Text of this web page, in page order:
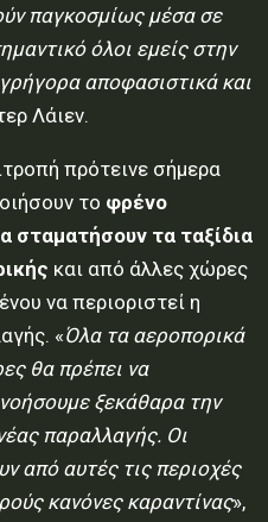
παγκοσμίως μέσα σε
όλοι εμείς στην
αποφασιστικά και
Λάιεν.
πρότεινε σήμερα
το φρένο
σταματήσουν τα ταξίδια
και από άλλες χώρες
να περιοριστεί η
«Όλα τα αεροπορικά
θα πρέπει να
ξεκάθαρα την
παραλλαγής. Οι
από αυτές τις περιοχές
κανόνες καραντίνας»,